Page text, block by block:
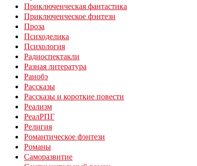
Приключенческая фантастика
Приключенческое фэнтези
Проза
Психоделика
Психология
Радиоспектакли
Разная литература
Ранобэ
Рассказы
Рассказы и короткие повести
Реализм
РеалРПГ
Религия
Романтическое фэнтези
Романы
Саморазвитие